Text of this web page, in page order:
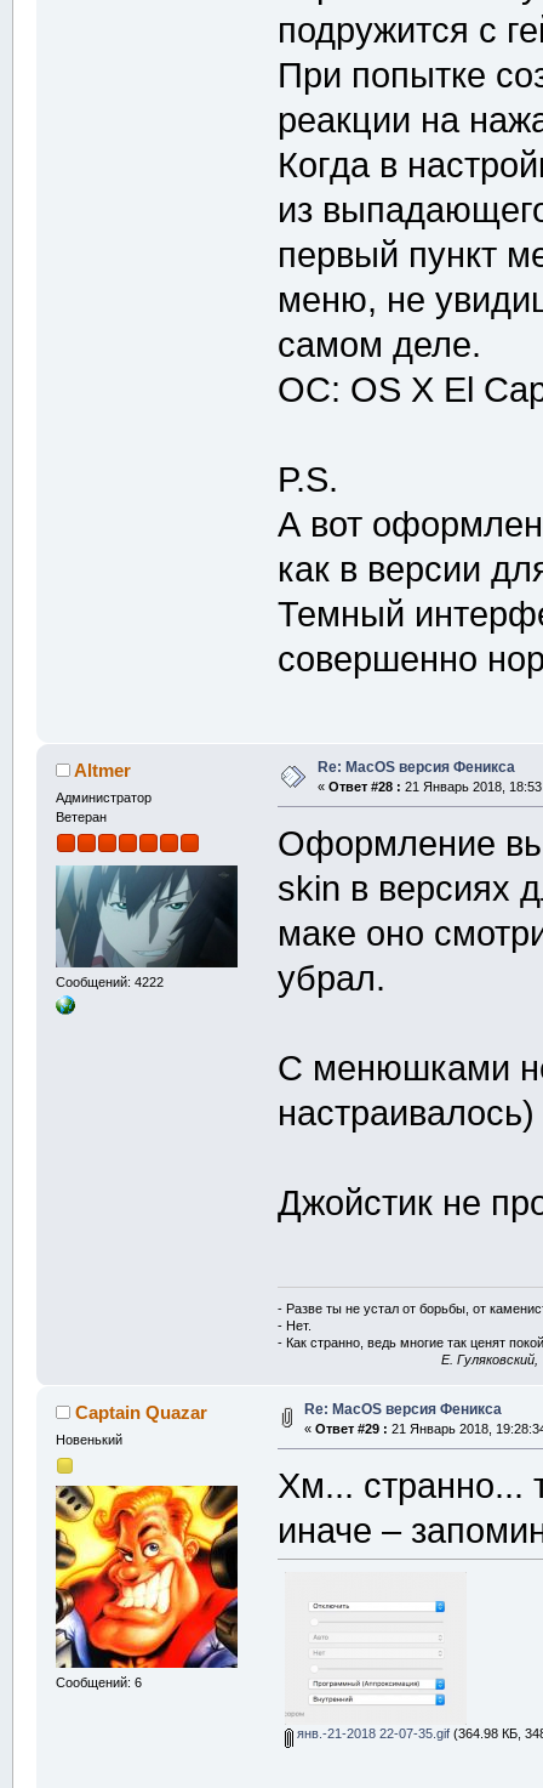
подружится с
При попытке
реакции на
Когда в
из
первый пункт
меню, не
самом деле.
ОС: OS X El
P.S.
А вот
как в версии
Темный
совершенно
Altmer
Администратор
Ветеран
Сообщений: 4222
Re: MacOS версия Феникса
« Ответ #28 : 21 Январь 2018,
Оформление вы
skin в версиях
маке оно
убрал.
С менюшками
Джойстик не
- Разве ты не устал от борьбы, от
- Нет.
- Как странно, ведь многие так ценят
E.
Captain Quazar
Новенький
Сообщений: 6
Re: MacOS версия Феникса
« Ответ #29 : 21 Январь 2018,
Хм... странно...
иначе –
янв.-21-2018 22-07-35.gif(364.98 КБ,